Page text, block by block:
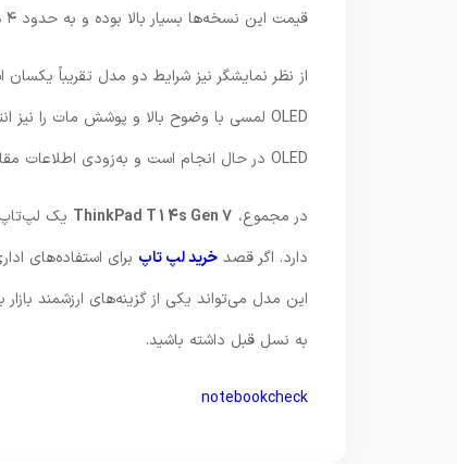
قیمت این نسخه‌ها بسیار بالا بوده و به حدود ۴ هزار یورو می‌رسد.
OLED در حال انجام است و به‌زودی اطلاعات مقایسه‌ای بیشتری منتشر خواهد شد.
در مجموع، ThinkPad T14s Gen 7 یک لپ‌تاپ
دارد. اگر قصد خرید لپ تاپ برای استفاده‌های
این مدل می‌تواند یکی از گزینه‌های ارزشمند
به نسل قبل داشته باشید.
notebookcheck